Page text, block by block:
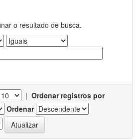
o resultado de busca.
| Ordenar registros por
Ordenar